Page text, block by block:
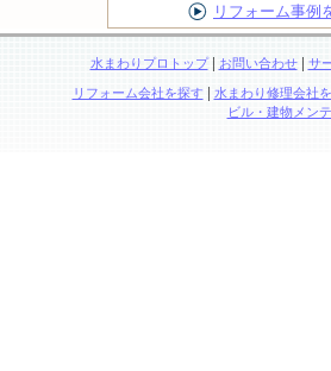
リフォーム事例
水まわりプロトップ| お問い合わせ| サ
リフォーム会社を探す | 水まわり修理会社
ビル・建物メン